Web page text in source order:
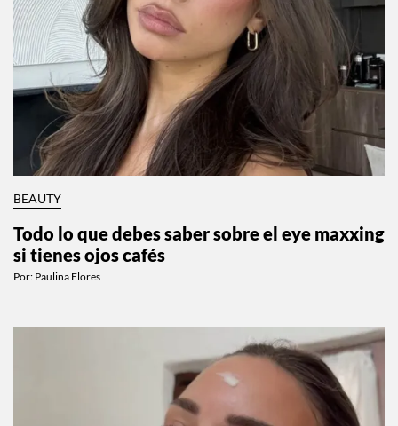
BEAUTY
Todo lo que debes saber sobre el eye maxxing
si tienes ojos cafés
Por: Paulina Flores